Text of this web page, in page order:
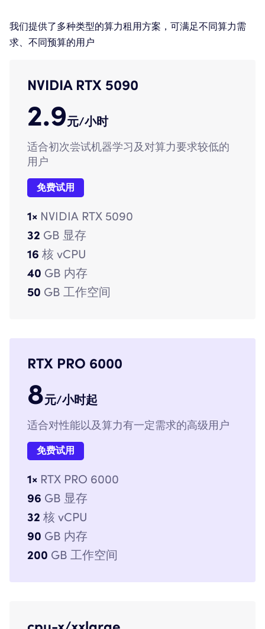
我们提供了多种类型的算力租用方案，可满足不同算力需
求、不同预算的用户
NVIDIA RTX 5090
2.9元/小时
适合初次尝试机器学习及对算力要求较低的
用户
免费试用
1× NVIDIA RTX 5090
32 GB 显存
16 核 vCPU
40 GB 内存
50 GB 工作空间
RTX PRO 6000
8元/小时起
适合对性能以及算力有一定需求的高级用户
免费试用
1× RTX PRO 6000
96 GB 显存
32 核 vCPU
90 GB 内存
200 GB 工作空间